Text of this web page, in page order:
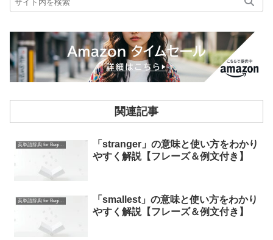
関連記事
英単語辞典 for Beginners
「stranger」の意味と使い方をわかり
やすく解説【フレーズ＆例文付き】
英単語辞典 for Beginners
「smallest」の意味と使い方をわかり
やすく解説【フレーズ＆例文付き】